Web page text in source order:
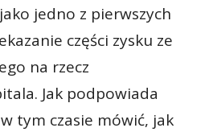
jedno z pierwszych
części zysku ze
na rzecz
Jak podpowiada
tym czasie mówić, jak